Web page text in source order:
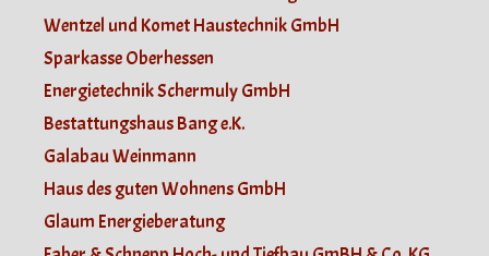
Wentzel und Komet Haustechnik GmbH
Sparkasse Oberhessen
Energietechnik Schermuly GmbH
Bestattungshaus Bang e.K.
Galabau Weinmann
Haus des guten Wohnens GmbH
Glaum Energieberatung